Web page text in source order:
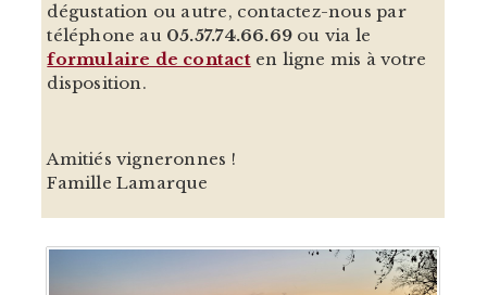
dégustation ou autre, contactez-nous par
téléphone au 05.57.74.66.69 ou via le
formulaire de contacten ligne mis à votre
disposition.
Amitiés vigneronnes !
Famille Lamarque